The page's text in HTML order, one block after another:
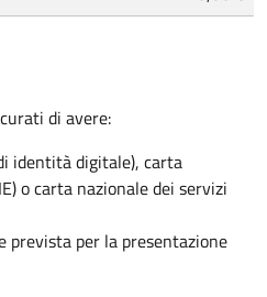
di avere:
identità digitale), carta
o carta nazionale dei servizi
per la presentazione